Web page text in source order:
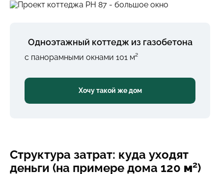
Одноэтажный коттедж из газобетона
с панорамными окнами 101 м²
Хочу такой же дом
Структура затрат: куда уходят
деньги (на примере дома 120 м2)